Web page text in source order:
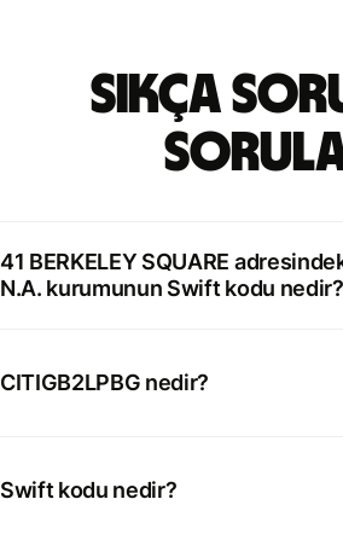
Sıkça
41 BERKELEY SQUARE
N.A. kurumunun Swift kodu nedir?
CITIGB2LPBG nedir?
Swift kodu nedir?